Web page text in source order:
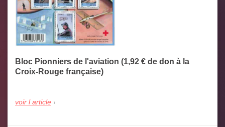
Bloc Pionniers de l'aviation (1,92 € de don à la
Croix-Rouge française)
voir l article